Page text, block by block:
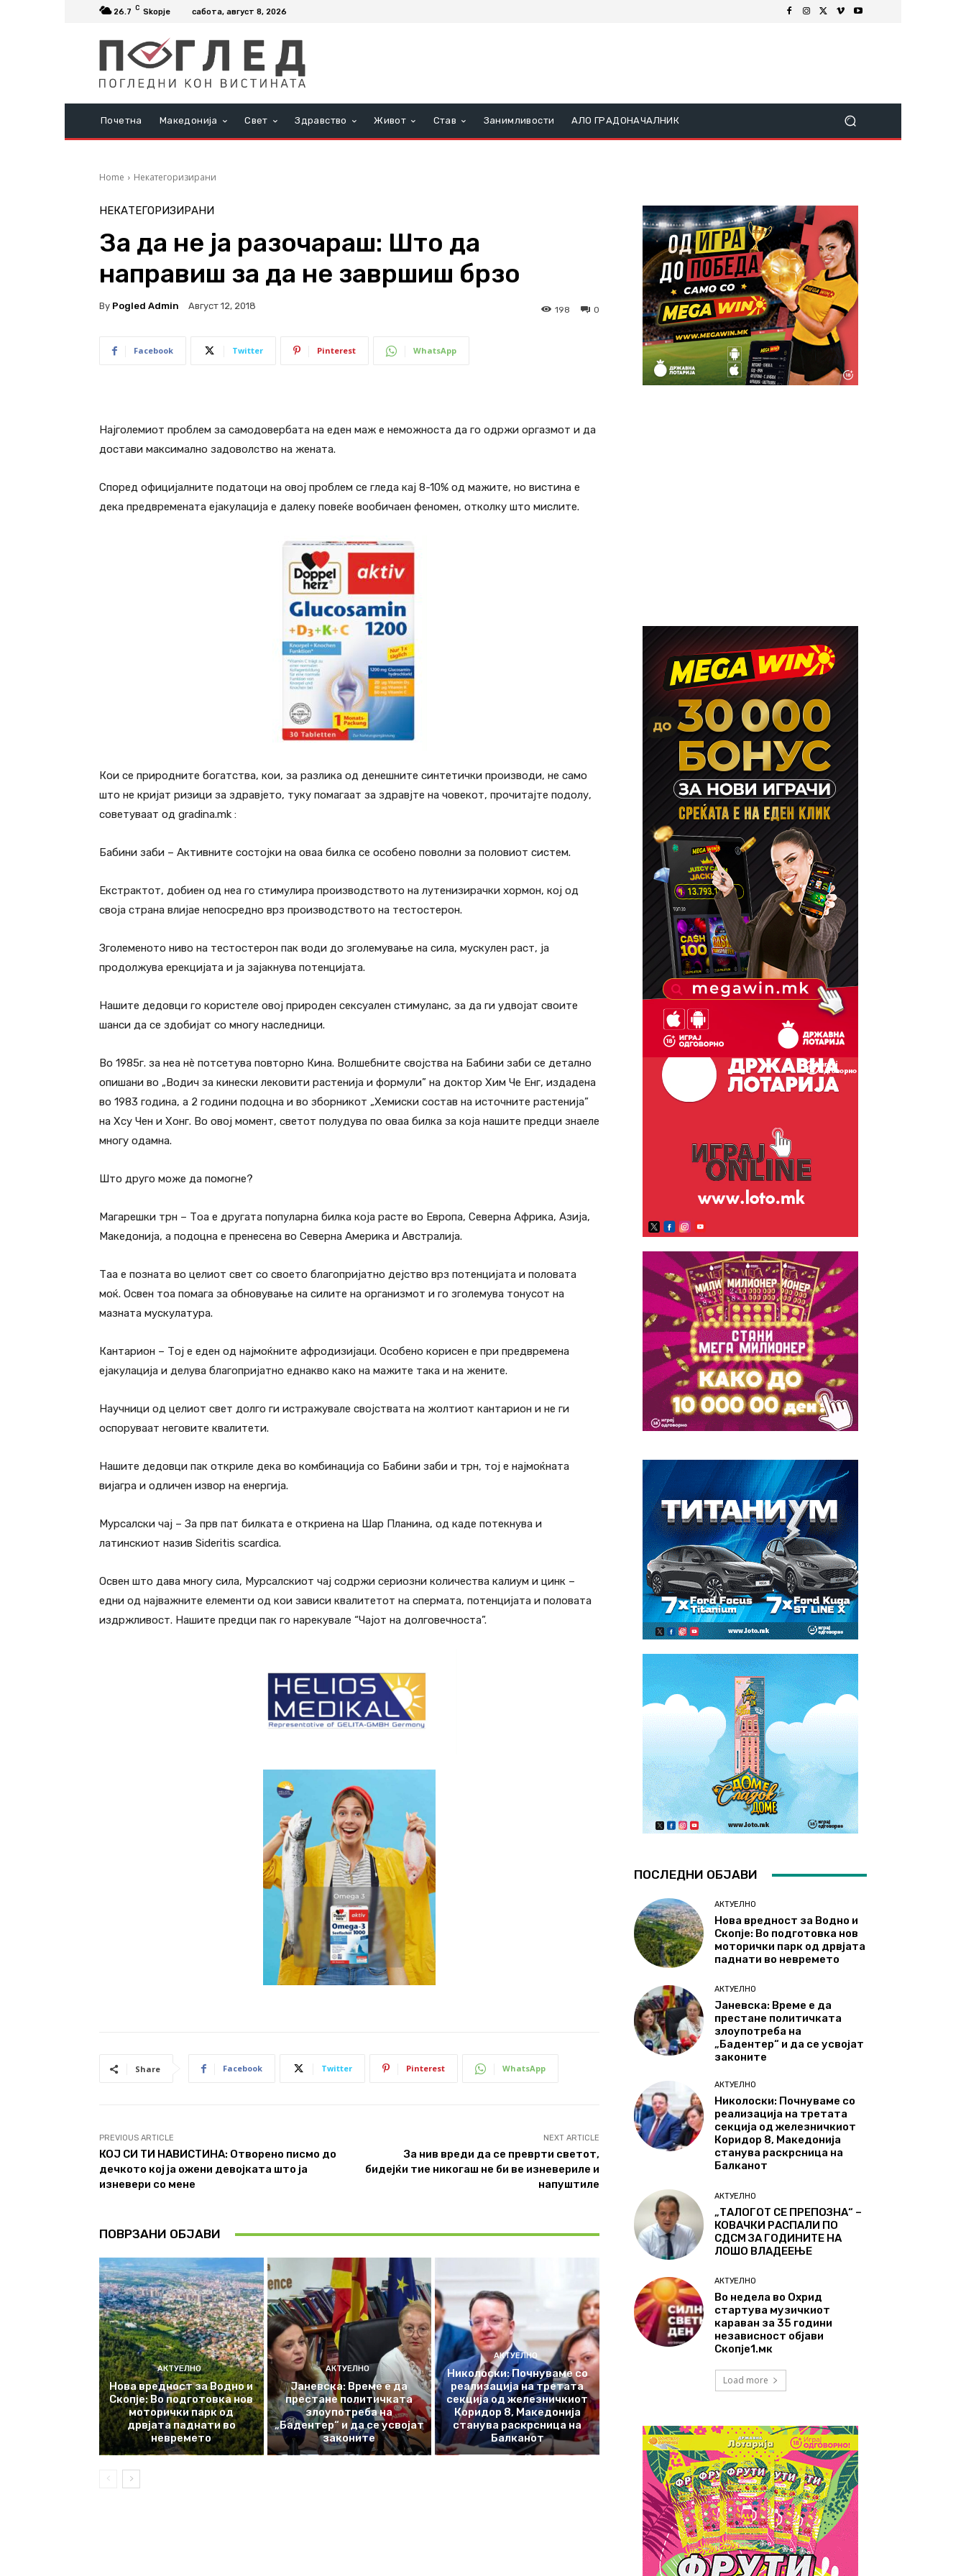
26.7 C Skopje сабота, август 8, 2026
Почетна Македонија Свет Здравство Живот Став Занимливости АЛО ГРАДОНАЧАЛНИК
Home Некатегоризирани
НЕКАТЕГОРИЗИРАНИ
За да не ја разочараш: Што да
направиш за да не завршиш брзо
By Pogled Admin Август 12, 2018 0
198
Facebook Twitter Pinterest WhatsApp
Најголемиот проблем за самодовербата на еден маж е неможноста да го одржи оргазмот и да
достави максимално задоволство на жената.
Според официјалните податоци на овој проблем се гледа кај 8-10% од мажите, но вистина е
дека предвремената ејакулација е далеку повеќе вообичаен феномен, отколку што мислите.
Кои се природните богатства, кои, за разлика од денешните синтетички производи, не само
што не кријат ризици за здравјето, туку помагаат за здравјте на човекот, прочитајте подолу,
советуваат од gradina.mk :
Бабини заби – Активните состојки на оваа билка се особено поволни за половиот систем.
Екстрактот, добиен од неа го стимулира производството на лутенизирачки хормон, кој од
своја страна влијае непосредно врз производството на тестостерон.
Зголеменото ниво на тестостерон пак води до зголемување на сила, мускулен раст, ја
продолжува ерекцијата и ја зајакнува потенцијата.
Нашите дедовци го користеле овој природен сексуален стимуланс, за да ги удвојат своите
шанси да се здобијат со многу наследници.
Во 1985г. за неа нè потсетува повторно Кина. Волшебните својства на Бабини заби се детално
опишани во „Водич за кинески лековити растенија и формули” на доктор Хим Че Енг, издадена
во 1983 година, а 2 години подоцна и во зборникот „Хемиски состав на источните растенија”
на Хсу Чен и Хонг. Во овој момент, светот полудува по оваа билка за која нашите предци знаеле
многу одамна.
Што друго може да помогне?
Магарешки трн – Тоа е другата популарна билка која расте во Европа, Северна Африка, Азија,
Македонија, а подоцна е пренесена во Северна Америка и Австралија.
Таа е позната во целиот свет со своето благопријатно дејство врз потенцијата и половата
моќ. Освен тоа помага за обновување на силите на организмот и го зголемува тонусот на
мазната мускулатура.
Кантарион – Тој е еден од најмоќните афродизијаци. Особено корисен е при предвремена
ејакулација и делува благопријатно еднакво како на мажите така и на жените.
Научници од целиот свет долго ги истражувале својствата на жолтиот кантарион и не ги
оспоруваат неговите квалитети.
Нашите дедовци пак откриле дека во комбинација со Бабини заби и трн, тој е најмоќната
вијагра и одличен извор на енергија.
Мурсалски чај – За прв пат билката е откриена на Шар Планина, од каде потекнува и
латинскиот назив Sideritis scardica.
Освен што дава многу сила, Мурсалскиот чај содржи сериозни количества калиум и цинк –
едни од најважните елементи од кои зависи квалитетот на спермата, потенцијата и половата
издржливост. Нашите предци пак го нарекувале “Чајот на долговечноста”.
Share Facebook Twitter Pinterest WhatsApp
PREVIOUS ARTICLE
КОЈ СИ ТИ НАВИСТИНА: Отворено писмо до
дечкото кој ја ожени девојката што ја
изневери со мене
NEXT ARTICLE
За нив вреди да се преврти светот,
бидејќи тие никогаш не би ве изневериле и
напуштиле
ПОВРЗАНИ ОБЈАВИ
АКТУЕЛНО
Нова вредност за Водно и
Скопје: Во подготовка нов
моторички парк од
дрвјата паднати во
невремето
АКТУЕЛНО
Јаневска: Време е да
престане политичката
злоупотреба на
„Бадентер“ и да се усвојат
законите
АКТУЕЛНО
Николоски: Почнуваме со
реализација на третата
секција од железничкиот
Коридор 8, Македонија
станува раскрсница на
Балканот
ПОСЛЕДНИ ОБЈАВИ
АКТУЕЛНО
Нова вредност за Водно и
Скопје: Во подготовка нов
моторички парк од дрвјата
паднати во невремето
АКТУЕЛНО
Јаневска: Време е да
престане политичката
злоупотреба на
„Бадентер“ и да се усвојат
законите
АКТУЕЛНО
Николоски: Почнуваме со
реализација на третата
секција од железничкиот
Коридор 8, Македонија
станува раскрсница на
Балканот
АКТУЕЛНО
„ТАЛОГОТ СЕ ПРЕПОЗНА“ –
КОВАЧКИ РАСПАЛИ ПО
СДСМ ЗА ГОДИНИТЕ НА
ЛОШО ВЛАДЕЕЊЕ
АКТУЕЛНО
Во недела во Охрид
стартува музичкиот
караван за 35 години
независност објави
Скопје1.мк
Load more